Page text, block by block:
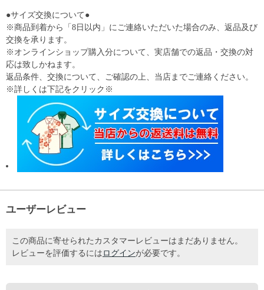
●サイズ交換について●
※商品到着から「8日以内」にご連絡いただいた場合のみ、返品及び
交換を承ります。
※オンラインショップ購入分について、実店舗での返品・交換の対
応は致しかねます。
返品条件、交換について、ご確認の上、当店までご連絡ください。
※詳しくは下記をクリック※
ユーザーレビュー
この商品に寄せられたカスタマーレビューはまだありません。
レビューを評価するには ログインが必要です。